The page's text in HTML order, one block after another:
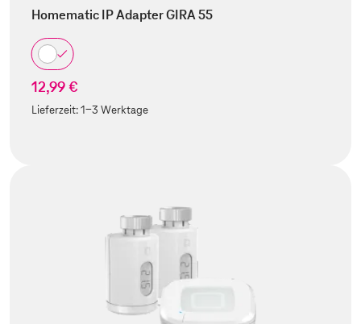
Homematic IP Adapter GIRA 55
12,99 €
Lieferzeit:1-3 Werktage